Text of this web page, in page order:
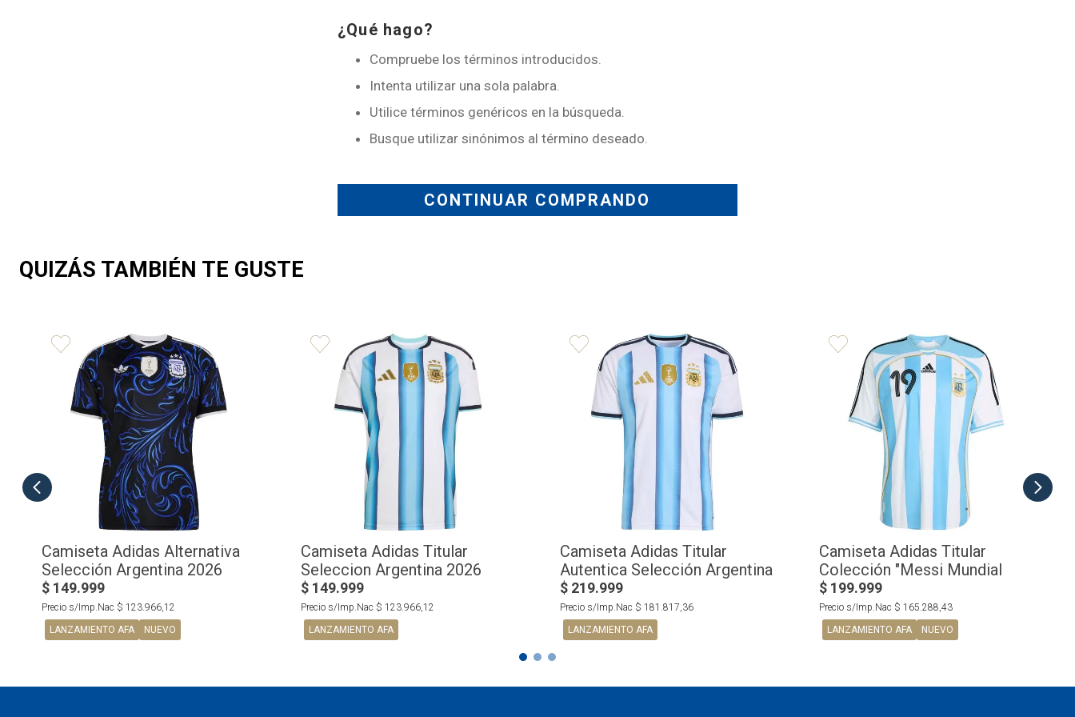
¿Qué hago?
Compruebe los términos introducidos.
Intenta utilizar una sola palabra.
Utilice términos genéricos en la búsqueda.
Busque utilizar sinónimos al término deseado.
CONTINUAR COMPRANDO
QUIZÁS TAMBIÉN TE GUSTE
Camiseta Adidas Alternativa
Selección Argentina 2026
$ 149.999
Precio s/Imp.Nac $ 123. 966, 12
LANZAMIENTO AFA
NUEVO
Camiseta Adidas Titular
Seleccion Argentina 2026
$ 149.999
Precio s/Imp.Nac $ 123. 966, 12
LANZAMIENTO AFA
Camiseta Adidas Titular
Autentica Selección Argentina
2026
$ 219.999
Precio s/Imp.Nac $ 181 817 36
LANZAMIENTO AFA
Camiseta Adidas Titular
Colección "Messi Mundial
2006" Selección Argentina
$ 199.999
Precio s/Imp.Nac $ 165 288 43
LANZAMIENTO AFA
NUEVO